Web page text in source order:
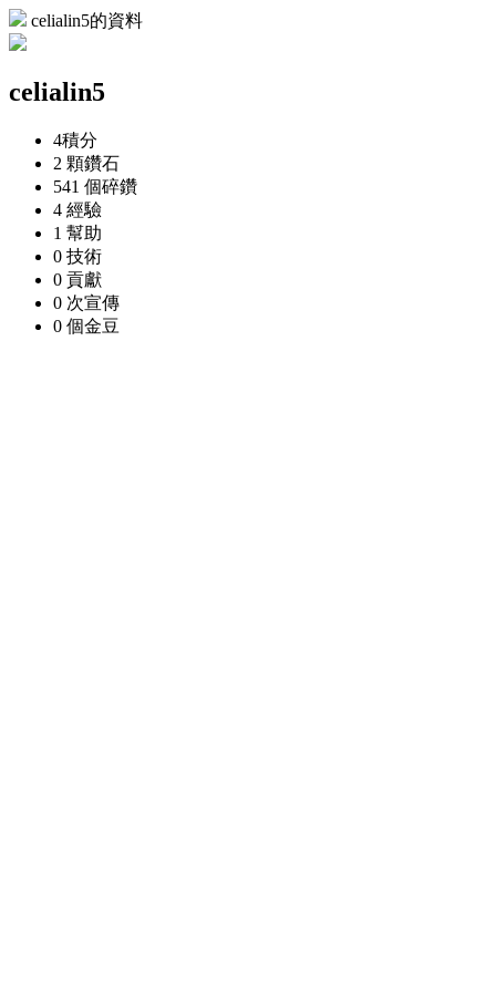
celialin5的資料
celialin5
4積分
2 顆鑽石
541 個碎鑽
4 經驗
1 幫助
0 技術
0 貢獻
0 次宣傳
0 個金豆